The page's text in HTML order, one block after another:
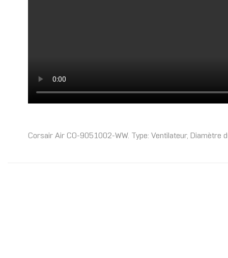
Corsair Air CO-9051002-WW. Type: Ventilateur,